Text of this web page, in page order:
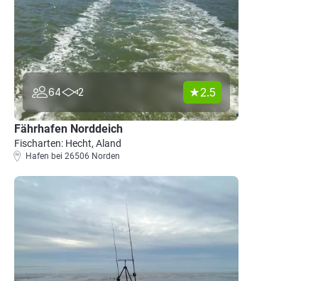
64 2 2.5
Fährhafen Norddeich
Fischarten: Hecht, Aland
Hafen bei 26506 Norden